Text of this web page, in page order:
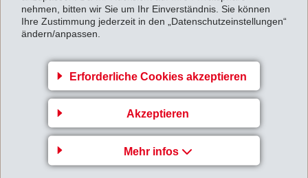
nehmen, bitten wir Sie um Ihr Einverständnis. Sie können
Ihre Zustimmung jederzeit in den „Datenschutzeinstellungen“
ändern/anpassen.
Erforderliche Cookies akzeptieren
Akzeptieren
Mehr infos
Bei gleichem Konsolidierungskreis wäre der Nettoumsatz um 0,9%
Jahresabschluss1999.pdf
Zurück zur Übersicht